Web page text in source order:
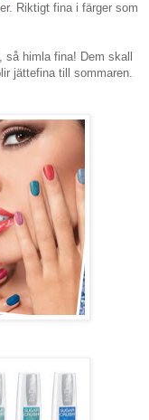
Riktigt fina i färger som
himla fina! Dem skall
jättefina till sommaren.